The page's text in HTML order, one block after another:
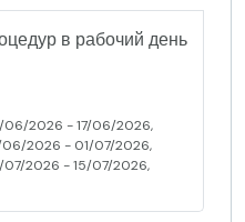
в рабочий день
2026 - 17/06/2026,
2026 - 01/07/2026,
2026 - 15/07/2026,